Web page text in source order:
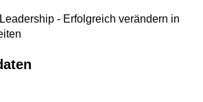
- Erfolgreich verändern in